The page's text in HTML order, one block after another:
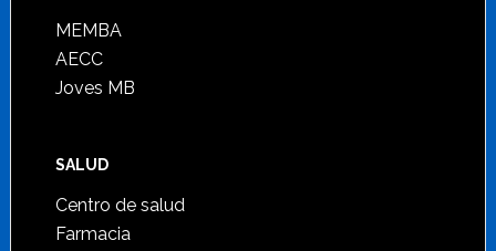
MEMBA
AECC
Joves MB
SALUD
Centro de salud
Farmacia